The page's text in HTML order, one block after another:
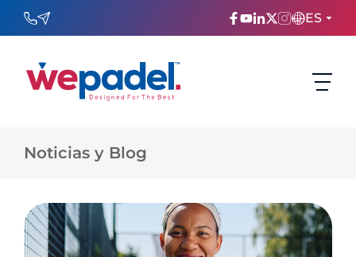
ES
ENGLISH
عربي
Noticias y Blog